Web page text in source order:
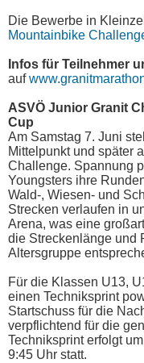
Die Bewerbe in
Mountainbike
Infos für Teilnehmer
auf
ASVÖ Junior Granit
Cup
Am Samstag 7. Juni
Mittelpunkt und später
Challenge. Spannung
Youngsters ihre
Wald-, Wiesen- und
Strecken verlaufen in
Arena, was eine
die Streckenlänge und
Altersgruppe
Für die Klassen U13,
einen Techniksprint
Startschuss für die
verpflichtend für die
Techniksprint erfolgt
9:45 Uhr statt.